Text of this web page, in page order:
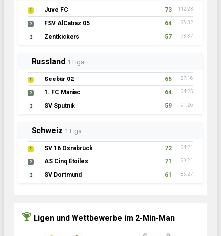
1 Juve FC 73 112:23
2 FSV AlCatraz 05 64 96:32
3 Zentkickers 57 78:37
Russland 1.Liga
1 Seebär 02 65 87:16
2 1. FC Maniac 64 94:25
3 SV Sputnik 59 91:26
Schweiz 1.Liga
1 SV 16 Osnabrück 72 94:21
2 AS Cinq Étoiles 71 99:21
3 SV Dortmund 61 85:27
Ligen und Wettbewerbe im 2-Min-Man